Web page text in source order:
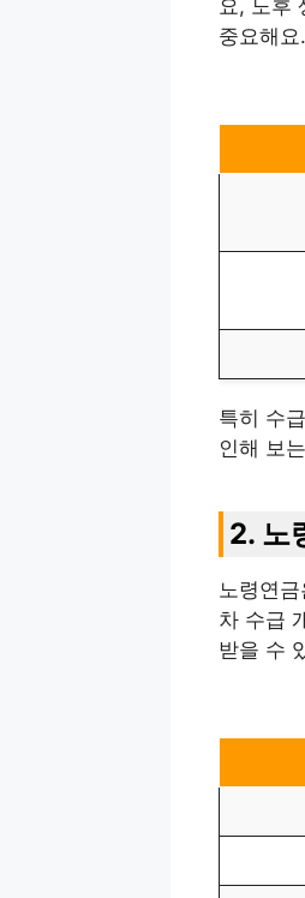
요, 노후
중요해요.
특히 수
인해 보
2. 노
노령연
차 수급
받을 수